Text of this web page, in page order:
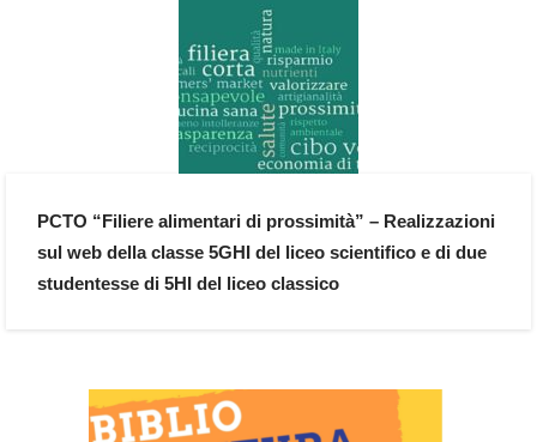
PCTO “Filiere alimentari di prossimità” – Realizzazioni
sul web della classe 5GHI del liceo scientifico e di due
studentesse di 5HI del liceo classico